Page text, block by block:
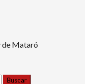
de Mataró